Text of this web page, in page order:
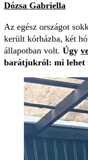
Dózsa Gabriella
Az egész országot
került kórházba, két
állapotban volt. Úgy
barátjukról: mi lehet